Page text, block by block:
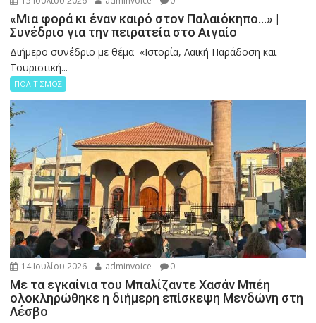
«Μια φορά κι έναν καιρό στον Παλαιόκηπο…» |
Συνέδριο για την πειρατεία στο Αιγαίο
Διήμερο συνέδριο με θέμα «Ιστορία, Λαϊκή Παράδοση και
Τουριστική...
ΠΟΛΙΤΙΣΜΟΣ
14 Ιουλίου 2026 adminvoice 0
Με τα εγκαίνια του Μπαλίζαντε Χασάν Μπέη
ολοκληρώθηκε η διήμερη επίσκεψη Μενδώνη στη
Λέσβο